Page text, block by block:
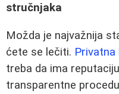
stručnjaka
Možda je najvažnija
ćete se lečiti. Privatna
treba da ima
transparentne